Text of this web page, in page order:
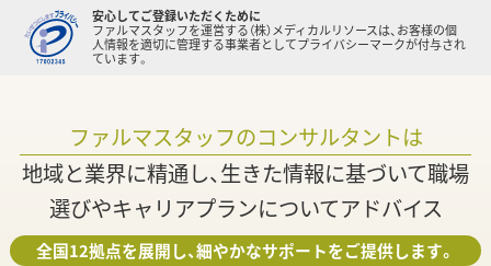
安心してご登録いただくために
ファルマスタッフを運営する（株）メディカルリソースは、お客様の個
人情報を適切に管理する事業者としてプライバシーマークが付与され
ています。
ファルマスタッフのコンサルタントは
地域と業界に精通し、生きた情報に基づいて職場
選びやキャリアプランについてアドバイス
全国12拠点を展開し、細やかなサポートをご提供します。